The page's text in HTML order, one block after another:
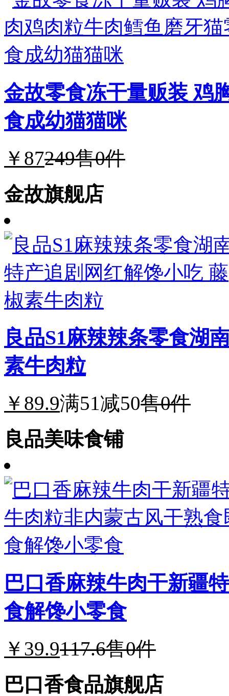
金故零食冻干量贩装 鸡
食成幼猫猫咪
￥87249售0件
金故旗舰店
良品S1麻辣辣条零食湖
素牛肉粒
￥89.9满51减50售0件
良品美味食铺
巴口香麻辣牛肉干新疆
食解馋小零食
￥39.9117.6售0件
巴口香食品旗舰店